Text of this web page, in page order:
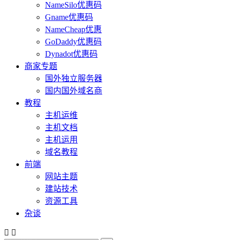
NameSilo优惠码
Gname优惠码
NameCheap优惠
GoDaddy优惠码
Dynadot优惠码
商家专题
国外独立服务器
国内国外域名商
教程
主机运维
主机文档
主机运用
域名教程
前端
网站主题
建站技术
资源工具
杂谈
 